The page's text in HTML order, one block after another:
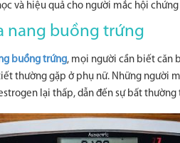
và hiệu quả cho người mắc hội
nang buồng trứng
buồng trứng, mọi người cần biết căn
thường gặp ở phụ nữ. Những người
lại thấp, dẫn đến sự bất